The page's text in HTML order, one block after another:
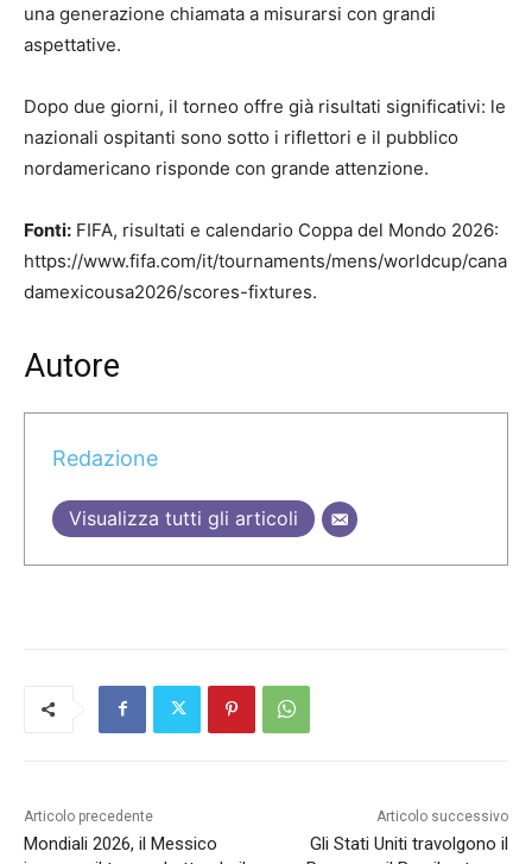
una generazione chiamata a misurarsi con grandi
aspettative.
Dopo due giorni, il torneo offre già risultati significativi: le
nazionali ospitanti sono sotto i riflettori e il pubblico
nordamericano risponde con grande attenzione.
Fonti: FIFA, risultati e calendario Coppa del Mondo 2026:
https://www.fifa.com/it/tournaments/mens/worldcup/cana
damexicousa2026/scores-fixtures.
Autore
Redazione
Visualizza tutti gli articoli
Articolo precedente
Mondiali 2026, il Messico
Articolo successivo
Gli Stati Uniti travolgono il